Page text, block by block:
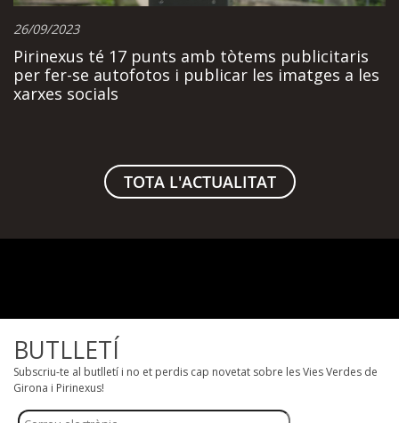
26/09/2023
Pirinexus té 17 punts amb tòtems publicitaris
per fer-se autofotos i publicar les imatges a les
xarxes socials
TOTA L'ACTUALITAT
BUTLLETÍ
Subscriu-te al butlletí i no et perdis cap novetat sobre les Vies Verdes de
Girona i Pirinexus!